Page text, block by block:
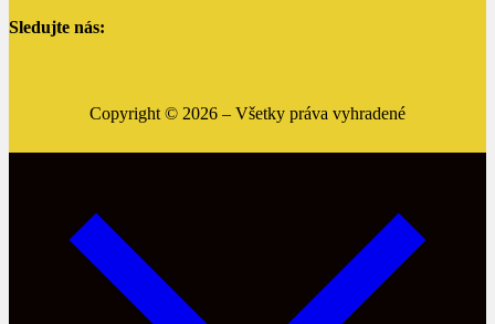
Sledujte nás:
Copyright © 2026 – Všetky práva vyhradené